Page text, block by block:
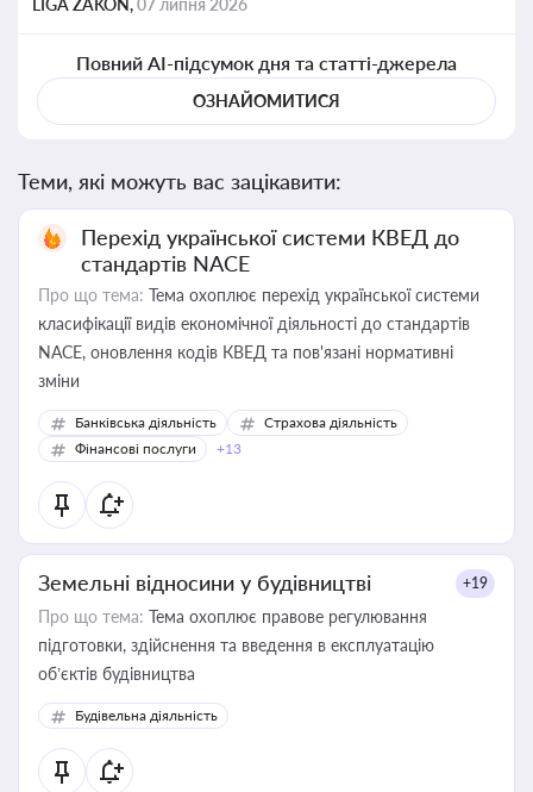
LIGA ZAKON,07 липня 2026
Повний AI-підсумок дня та статті-джерела
ОЗНАЙОМИТИСЯ
Теми, які можуть вас зацікавити:
Перехід української системи КВЕД до
стандартів NACE
Про що тема: Тема охоплює перехід української системи
класифікації видів економічної діяльності до стандартів
NACE, оновлення кодів КВЕД та пов'язані нормативні
зміни
Банківська діяльність
Страхова діяльність
Фінансові послуги
+13
Земельні відносини у будівництві +19
Про що тема: Тема охоплює правове регулювання
підготовки, здійснення та введення в експлуатацію
об’єктів будівництва
Будівельна діяльність